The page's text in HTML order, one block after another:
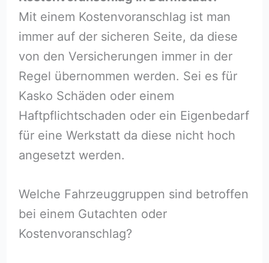
Mit einem Kostenvoranschlag ist man
immer auf der sicheren Seite, da diese
von den Versicherungen immer in der
Regel übernommen werden. Sei es für
Kasko Schäden oder einem
Haftpflichtschaden oder ein Eigenbedarf
für eine Werkstatt da diese nicht hoch
angesetzt werden.
Welche Fahrzeuggruppen sind betroffen
bei einem Gutachten oder
Kostenvoranschlag?